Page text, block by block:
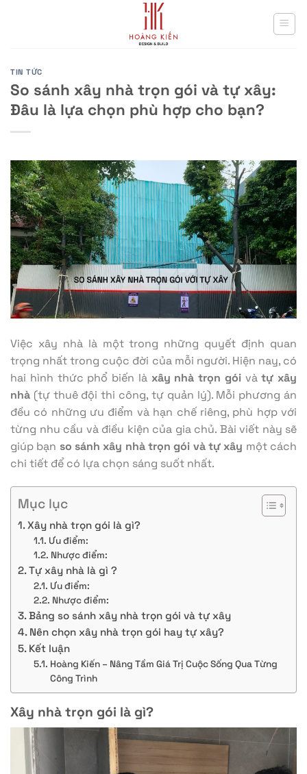
TIN TỨC
So sánh xây nhà trọn gói và tự xây:
Đâu là lựa chọn phù hợp cho bạn?
Việc xây nhà là một trong những quyết định quan
trọng nhất trong cuộc đời của mỗi người. Hiện nay, có
hai hình thức phổ biến là xây nhà trọn góivàtự xây
nhà (tự thuê đội thi công, tự quản lý). Mỗi phương án
đều có những ưu điểm và hạn chế riêng, phù hợp với
từng nhu cầu và điều kiện của gia chủ. Bài viết này sẽ
giúp bạn so sánh xây nhà trọn gói và tự xây một cách
chi tiết để có lựa chọn sáng suốt nhất.
Mục lục
Xây nhà trọn gói là gì?
Ưu điểm:
Nhược điểm:
Tự xây nhà là gì ?
Ưu điểm:
Nhược điểm:
Bảng so sánh xây nhà trọn gói và tự xây
Nên chọn xây nhà trọn gói hay tự xây?
Kết luận
Hoàng Kiến – Nâng Tầm Giá Trị Cuộc Sống Qua Từng
Công Trình
Xây nhà trọn gói là gì?